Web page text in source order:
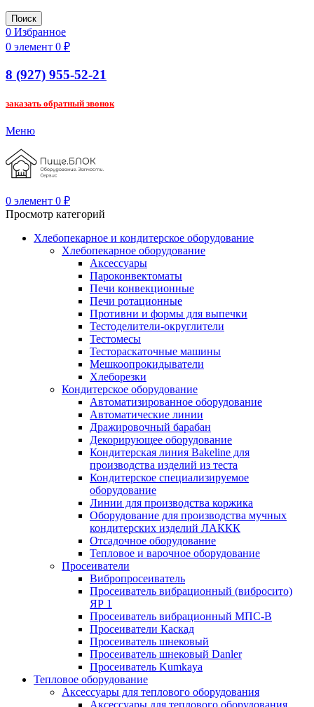
Поиск
0 Избранное
0 элемент 0 ₽
8 (927) 955-52-21
заказать обратный звонок
Меню
0 элемент 0 ₽
Просмотр категорий
Хлебопекарное и кондитерское оборудование
Хлебопекарное оборудование
Аксессуары
Пароконвектоматы
Печи конвекционные
Печи ротационные
Противни и формы для выпечки
Тестоделители-округлители
Тестомесы
Тестораскаточные машины
Мешкоопрокидыватели
Хлеборезки
Кондитерское оборудование
Автоматизированное оборудование
Автоматические линии
Дражировочный барабан
Декорирующее оборудование
Кондитерская линия Bakeline для
производства изделий из теста
Кондитерское специализируемое
оборудование
Линии для производства коржика
Оборудование для производства мучных
кондитерских изделий ЛАККК
Отсадочное оборудование
Тепловое и варочное оборудование
Просеиватели
Вибропросеиватель
Просеиватель вибрационный (вибросито)
ЯР 1
Просеиватель вибрационный МПС-В
Просеиватели Каскад
Просеиватель шнековый
Просеиватель шнековый Danler
Просеиватель Kumkaya
Тепловое оборудование
Аксессуары для теплового оборудования
Аксессуары для теплового оборудования